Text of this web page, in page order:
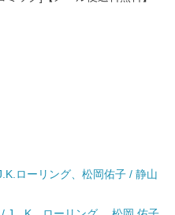
ローリング、松岡佑子 / 静山